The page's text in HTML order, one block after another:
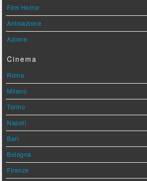
Film Horror
Animazione
Azione
Cinema
Roma
Milano
Torino
Napoli
Bari
Bologna
Firenze